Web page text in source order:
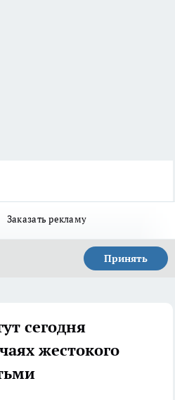
Заказать рекламу
Принять
сегодня
жестокого